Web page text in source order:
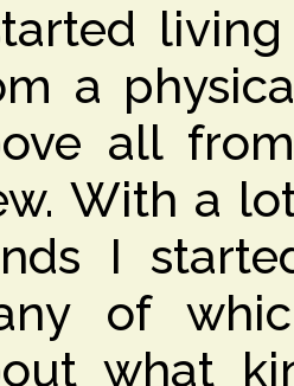
a
all
With a
I
of
what